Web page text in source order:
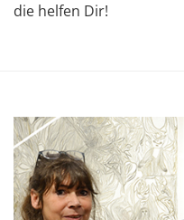
die helfen Dir!